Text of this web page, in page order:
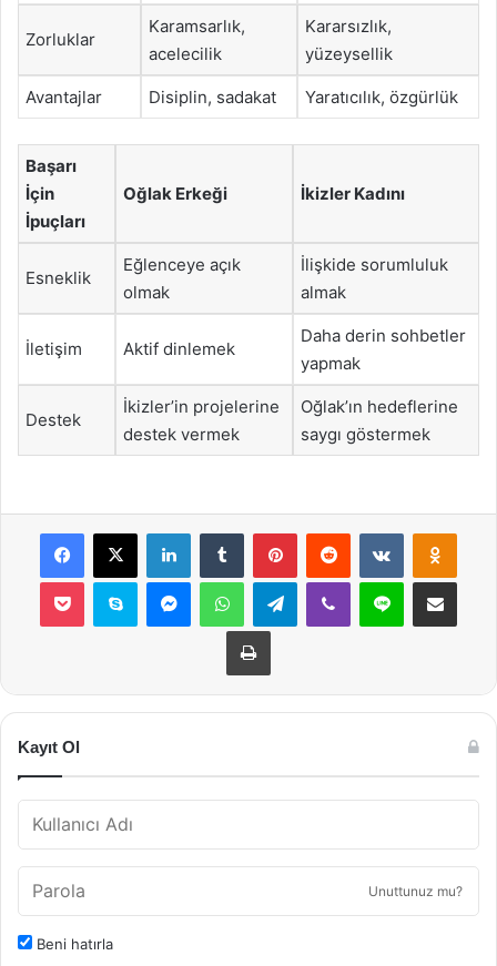
Zorluklar
Karamsarlık,
acelecilik
Kararsızlık,
yüzeysellik
Avantajlar Disiplin, sadakat Yaratıcılık, özgürlük
Başarı
İçin
İpuçları
Oğlak Erkeği İkizler Kadını
Esneklik
Eğlenceye açık
olmak
İlişkide sorumluluk
almak
İletişim Aktif dinlemek
Daha derin sohbetler
yapmak
Destek
İkizler’in projelerine
destek vermek
Oğlak’ın hedeflerine
saygı göstermek
Facebook
X LinkedInTumblr PinterestReddit VKontakte
Pocket Skype MessengerWhatsAppTelegramViber Line E-Posta ile
Yazdır
Kayıt Ol
Unuttunuz mu?
Beni hatırla